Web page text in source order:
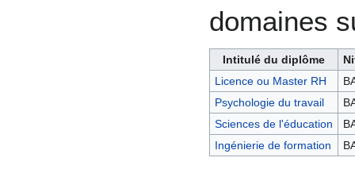
domaines
Intitulé du diplôme
Licence ou Master RH
Psychologie du travail
Sciences de l'éducation
Ingénierie de formation